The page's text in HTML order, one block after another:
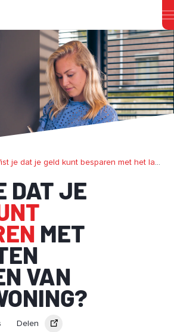
je dat je geld kunt besparen met het laten taxeren van jouw woning?
DAT JE
MET
VAN
Delen